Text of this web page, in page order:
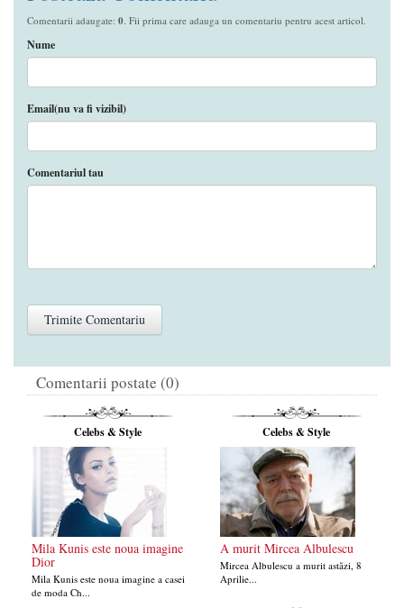
Comentarii adaugate: 0. Fii prima care adauga un comentariu pentru acest articol.
Nume
Email(nu va fi vizibil)
Comentariul tau
Comentarii postate (0)
Celebs & Style
Mila Kunis este noua imagine
Dior
Mila Kunis este noua imagine a casei
de moda Ch...
Celebs & Style
A murit Mircea Albulescu
Mircea Albulescu a murit astăzi, 8
Aprilie...